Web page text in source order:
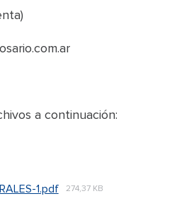
a continuación:
1.pdf 274,37 KB